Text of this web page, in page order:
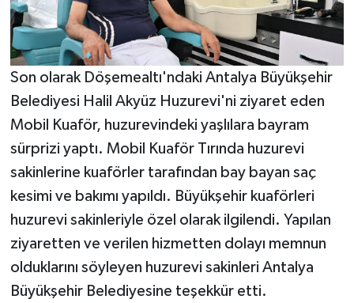
Son olarak Döşemealtı'ndaki Antalya Büyükşehir
Belediyesi Halil Akyüz Huzurevi'ni ziyaret eden
Mobil Kuaför, huzurevindeki yaşlılara bayram
sürprizi yaptı. Mobil Kuaför Tırında huzurevi
sakinlerine kuaförler tarafından bay bayan saç
kesimi ve bakımı yapıldı. Büyükşehir kuaförleri
huzurevi sakinleriyle özel olarak ilgilendi. Yapılan
ziyaretten ve verilen hizmetten dolayı memnun
olduklarını söyleyen huzurevi sakinleri Antalya
Büyükşehir Belediyesine teşekkür etti.